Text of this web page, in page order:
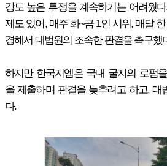
강도 높은 투쟁을 계속하기는 어려웠
제도 있어, 매주 화~금 1인 시위, 매달
경해서 대법원의 조속한 판결을 촉구했
하지만 한국지엠은 국내 굴지의 로펌
을 제출하며 판결을 늦추려고 하고, 대
다.